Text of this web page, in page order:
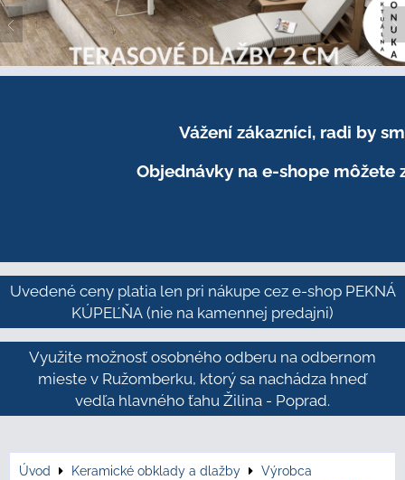
Vážení zákazníci, radi by
Objednávky na e-shope môžete
Uvedené ceny platia len pri nákupe cez e-shop PEKNÁ
KÚPEĽŇA (nie na kamennej predajni)
Využite možnosť osobného odberu na odbernom
mieste v Ružomberku, ktorý sa nachádza hneď
vedľa hlavného ťahu Žilina - Poprad.
Úvod Keramické obklady a dlažby
Výrobca